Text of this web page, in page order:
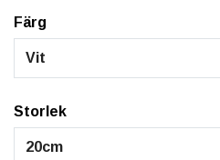
Färg
Vit
Storlek
20cm